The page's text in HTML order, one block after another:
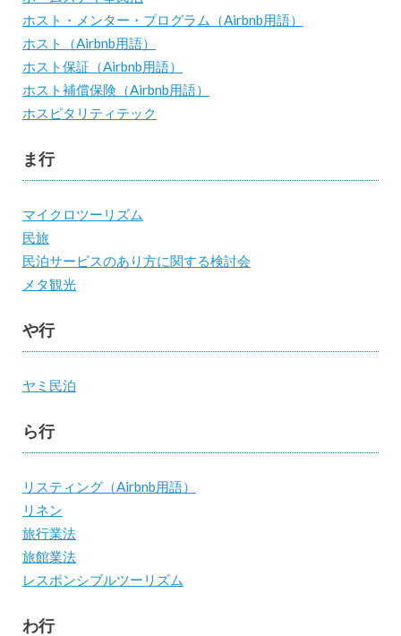
ホスト・メンター・プログラム（Airbnb用語）
ホスト（Airbnb用語）
ホスト保証（Airbnb用語）
ホスト補償保険（Airbnb用語）
ホスピタリティテック
ま行
マイクロツーリズム
民旅
民泊サービスのあり方に関する検討会
メタ観光
や行
ヤミ民泊
ら行
リスティング（Airbnb用語）
リネン
旅行業法
旅館業法
レスポンシブルツーリズム
わ行